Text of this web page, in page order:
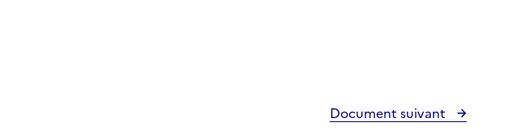
Document suivant